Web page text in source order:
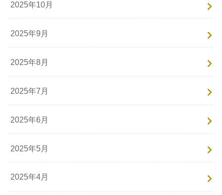
2025年10月
2025年9月
2025年8月
2025年7月
2025年6月
2025年5月
2025年4月